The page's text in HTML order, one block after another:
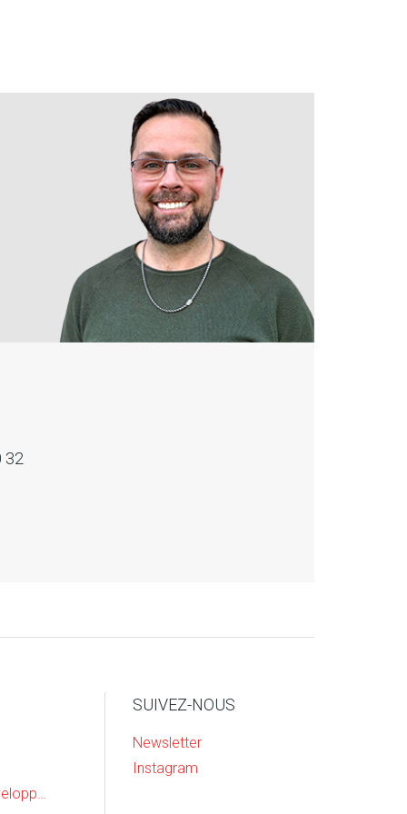
32
Recherche & Developpement
SUIVEZ-NOUS
Newsletter
Instagram